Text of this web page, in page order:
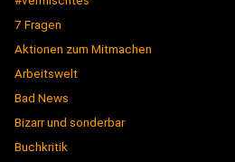
7 Fragen
Aktionen zum Mitmachen
Arbeitswelt
Bad News
Bizarr und sonderbar
Buchkritik